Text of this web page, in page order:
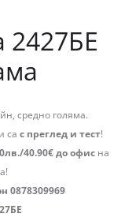
2427БЕ
средно голяма.
са с преглед и тест!
40.90€ до офис на
0878309969